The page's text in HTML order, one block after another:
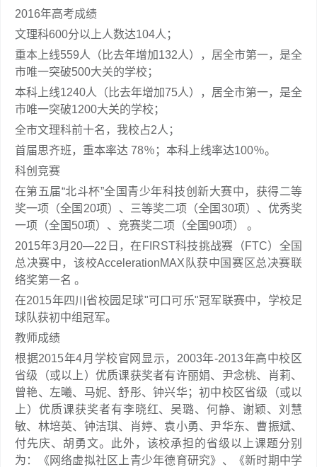
2016年高考成绩
文理科600分以上人数达104人；
重本上线559人（比去年增加132人），居全市第一，是全
市唯一突破500大关的学校；
本科上线1240人（比去年增加75人），居全市第一，是全
市唯一突破1200大关的学校；
全市文理科前十名，我校占2人；
首届思齐班，重本率达 78％；本科上线率达100％。
科创竞赛
在第五届“北斗杯”全国青少年科技创新大赛中，获得二等
奖一项（全国20项）、三等奖二项（全国30项）、优秀奖
一项（全国50项）、竞赛奖二项（全国90项） 。
2015年3月20—22日，在FIRST科技挑战赛（FTC）全国
总决赛中，该校AccelerationMAX队获中国赛区总决赛联
络奖第一名 。
在2015年四川省校园足球"可口可乐"冠军联赛中，学校足
球队获初中组冠军。
教师成绩
根据2015年4月学校官网显示，2003年-2013年高中校区
省级（或以上）优质课获奖者有许丽娟、尹念桃、肖莉、
曾艳、左曦、马妮、舒彤、钟兴华；初中校区省级（或以
上）优质课获奖者有李晓红、吴璐、何静、谢颖、刘慧
敏、林培英、钟洁琪、肖婷、袁小勇、尹华东、曹振斌、
付先庆、胡勇文。此外，该校承担的省级以上课题分别
为：《网络虚拟社区上青少年德育研究》、《新时期中学